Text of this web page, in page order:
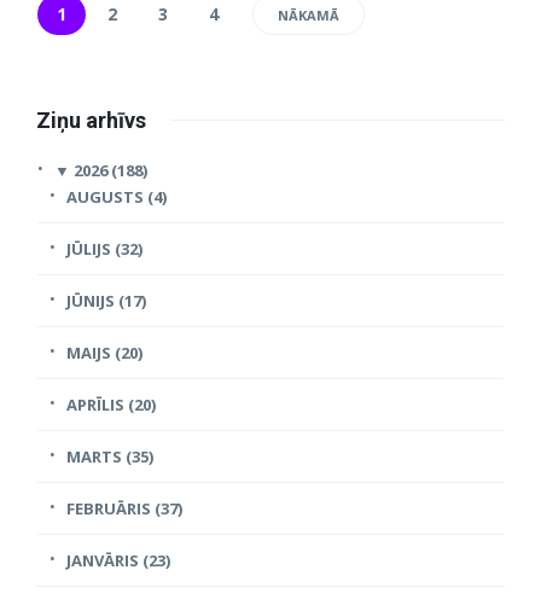
1 2 3 4 NĀKAMĀ
Ziņu arhīvs
▼ 2026 (188)
AUGUSTS (4)
JŪLIJS (32)
JŪNIJS (17)
MAIJS (20)
APRĪLIS (20)
MARTS (35)
FEBRUĀRIS (37)
JANVĀRIS (23)